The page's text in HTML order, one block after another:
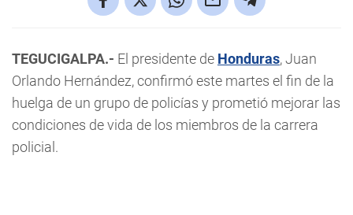
TEGUCIGALPA.- El presidente de Honduras, Juan
Orlando Hernández, confirmó este martes el fin de la
huelga de un grupo de policías y prometió mejorar las
condiciones de vida de los miembros de la carrera
policial.